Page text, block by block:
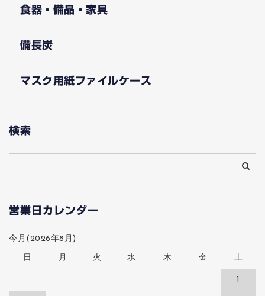
食器・備品・家具
備長炭
マスク用紙ファイルケース
検索
営業日カレンダー
今月(2026年8月)
日 月 火 水 木 金 土
1